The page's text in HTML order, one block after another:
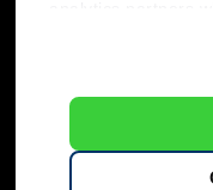
information that